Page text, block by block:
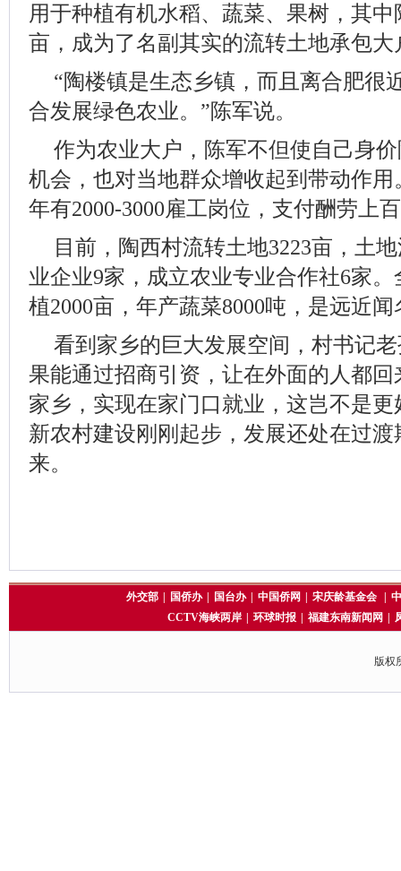
用于种植有机水稻、蔬菜、果树，其
亩，成为了名副其实的流转土地承包大
“陶楼镇是生态乡镇，而且离合肥很
合发展绿色农业。”陈军说。
作为农业大户，陈军不但使自己身
机会，也对当地群众增收起到带动作
年有2000-3000雇工岗位，支付酬劳上
目前，陶西村流转土地3223亩，土
业企业9家，成立农业专业合作社6家
植2000亩，年产蔬菜8000吨，是远近
看到家乡的巨大发展空间，村书记
果能通过招商引资，让在外面的人都
家乡，实现在家门口就业，这岂不是
新农村建设刚刚起步，发展还处在过
来。
外交部 国侨办 国台办 中国侨网 宋庆龄基金会
CCTV海峡两岸
环球时报 福建东南新闻网
版权